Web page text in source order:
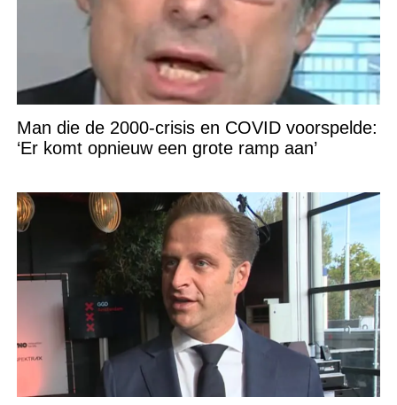
Man die de 2000-crisis en COVID voorspelde:
‘Er komt opnieuw een grote ramp aan’